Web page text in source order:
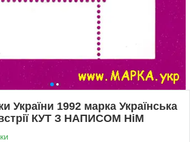
України 1992 марка Українська
КУТ З НАПИСОМ НіМ